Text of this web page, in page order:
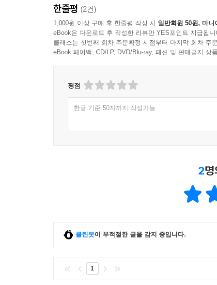
한줄평 (2건)
1,000원 이상 구매 후 한줄평 작성 시 일반회원 50원, 마니
eBook은 다운로드 후 작성한 리뷰만 YES포인트 지급됩니
클래스는 첫번째 회차 주문확정 시점부터 마지막 회차 주
eBook 페이백, CD/LP, DVD/Blu-ray, 패션 및 판매금지 상
평점
한글 기준 50자까지 작성가능
2
클린봇이 부적절한 글을 감지 중입니다.
1